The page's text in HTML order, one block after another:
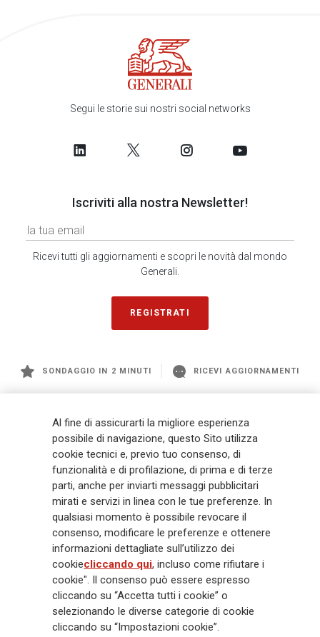
Segui le storie sui nostri social networks
Iscriviti alla nostra Newsletter!
Ricevi tutti gli aggiornamenti e scopri le novità dal mondo
Generali.
REGISTRATI
SONDAGGIO IN 2 MINUTI RICEVI AGGIORNAMENTI
management a livello globale, con premi complessivi pari a € 98,1
miliardi e € 900 miliardi di AUM nel 2025. Fondato nel 1831, con oltre 88
mila dipendenti e 163 mila agenti che servono 75 milioni di clienti, il
Gruppo ha una posizione di leadership in Europa e una presenza
crescente in Asia e America. Al centro della strategia di Generali c'è il suo
impegno Lifetime Partner verso i clienti, realizzato attraverso soluzioni
innovative e personalizzate, un'esperienza cliente di prima classe e le sue
capacità di distribuzione globale digitalizzata. Il Gruppo ha
completamente integrato la sostenibilità in tutte le scelte strategiche, con
l'obiettivo di creare valore per tutti gli stakeholder mentre costruisce una
società più equa e resiliente.
Legal Info Cookie Policy Privacy & GDPR
Al fine di assicurarti la migliore esperienza
possibile di navigazione, questo Sito utilizza
cookie tecnici e, previo tuo consenso, di
funzionalità e di profilazione, di prima e di terze
parti, anche per inviarti messaggi pubblicitari
mirati e servizi in linea con le tue preferenze. In
qualsiasi momento è possibile revocare il
consenso, modificare le preferenze e ottenere
informazioni dettagliate sull’utilizzo dei
cookiecliccando qui, incluso come rifiutare i
cookie". Il consenso può essere espresso
cliccando su “Accetta tutti i cookie” o
selezionando le diverse categorie di cookie
cliccando su “Impostazioni cookie”.